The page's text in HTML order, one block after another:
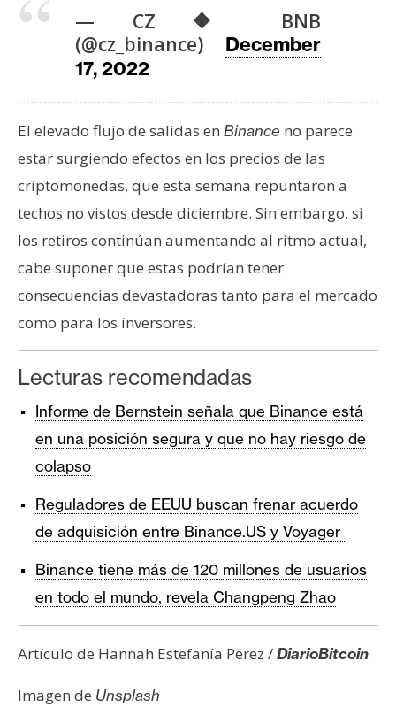
— CZ 🔶 BNB
(@cz_binance) December
17, 2022
El elevado flujo de salidas en Binance no parece
estar surgiendo efectos en los precios de las
criptomonedas, que esta semana repuntaron a
techos no vistos desde diciembre. Sin embargo, si
los retiros continúan aumentando al ritmo actual,
cabe suponer que estas podrían tener
consecuencias devastadoras tanto para el mercado
como para los inversores.
Lecturas recomendadas
Informe de Bernstein señala que Binance está
en una posición segura y que no hay riesgo de
colapso
Reguladores de EEUU buscan frenar acuerdo
de adquisición entre Binance.US y Voyager
Binance tiene más de 120 millones de usuarios
en todo el mundo, revela Changpeng Zhao
Artículo de Hannah Estefanía Pérez /DiarioBitcoin
Imagen de Unsplash